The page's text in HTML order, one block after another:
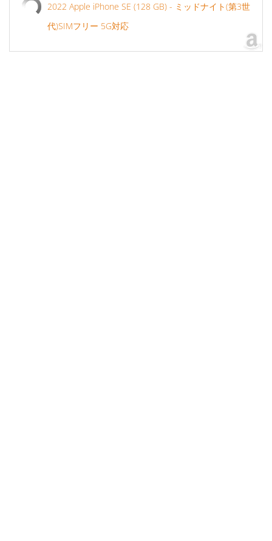
2022 Apple iPhone SE (128 GB) - ミッドナイト(第3世
代)SIMフリー 5G対応